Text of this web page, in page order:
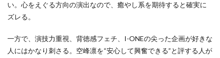
い。心をえぐる方向の演出なので、癒やし系を期待すると確実に
ズレる。
一方で、演技力重視、背徳感フェチ、I-ONEの尖った企画が好きな
人にはかなり刺さる。空峰凛を“安心して興奮できる”と評する人が